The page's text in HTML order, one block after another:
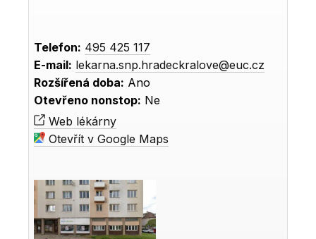
Telefon: 495 425 117
E-mail: lekarna.snp.hradeckralove@euc.cz
Rozšířená doba: Ano
Otevřeno nonstop: Ne
Web lékárny
Otevřít v Google Maps